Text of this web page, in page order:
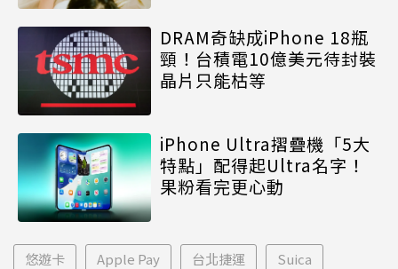
DRAM奇缺成iPhone 18瓶
頸！台積電10億美元待封裝
晶片只能枯等
iPhone Ultra摺疊機「5大
特點」配得起Ultra名字！
果粉看完更心動
悠遊卡 Apple Pay 台北捷運 Suica